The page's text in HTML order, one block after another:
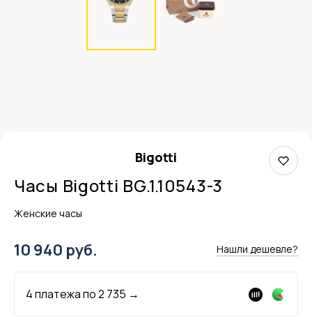
Bigotti
Часы Bigotti BG.1.10543-3
Женские часы
10 940 руб. Нашли дешевле?
4 платежа по2 735 →